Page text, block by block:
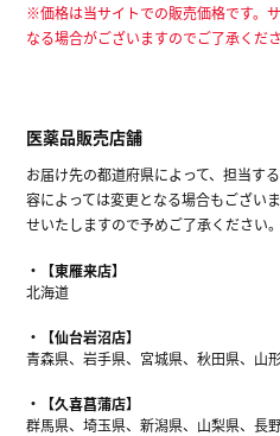
※価格は当サイトでの販売価格です。
なる場合がございますのでご了承くださ
医薬品販売店舗
お届け先の都道府県によって、担当す
容によっては変更となる場合もござい
せいたしますので予めご了承ください。
【東雁来店】
北海道
【仙台岩沼店】
青森県、岩手県、宮城県、秋田県、山
【久喜菖蒲店】
群馬県、埼玉県、新潟県、山梨県、長